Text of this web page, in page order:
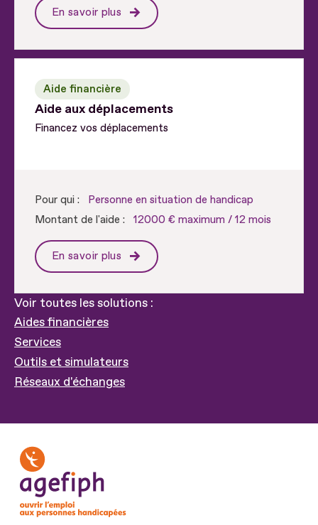
En savoir plus
Aide aux déplacements
Aide financière
Financez vos déplacements
Pour qui :
Personne en situation de handicap
Montant de l'aide :
12000 € maximum / 12 mois
En savoir plus
Voir toutes les solutions :
Aides financières
Services
Outils et simulateurs
Réseaux d'échanges